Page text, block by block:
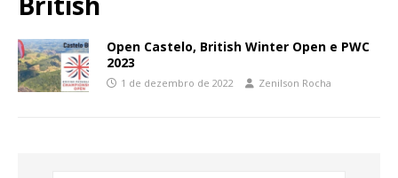
Open Castelo, British Winter Open e PWC
2023
1 de dezembro de 2022 Zenilson Rocha